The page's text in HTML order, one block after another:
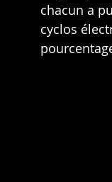
chacun a
cyclos